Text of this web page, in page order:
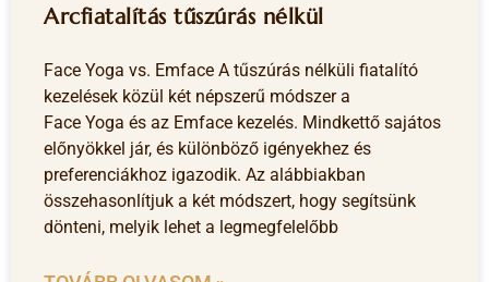
Arcfiatalítás tűszúrás nélkül
Face Yoga vs. Emface A tűszúrás nélküli fiatalító
kezelések közül két népszerű módszer a
Face Yoga és az Emface kezelés. Mindkettő sajátos
előnyökkel jár, és különböző igényekhez és
preferenciákhoz igazodik. Az alábbiakban
összehasonlítjuk a két módszert, hogy segítsünk
dönteni, melyik lehet a legmegfelelőbb